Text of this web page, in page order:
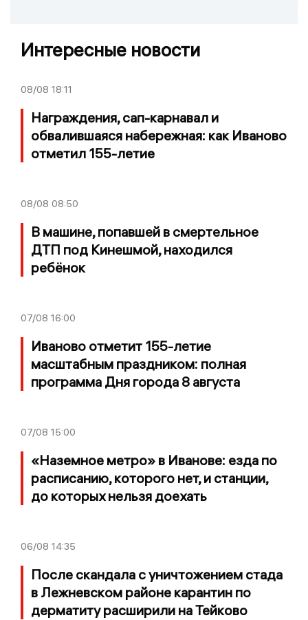
Интересные новости
08/08 18:11
Награждения, сап-карнавал и
обвалившаяся набережная: как Иваново
отметил 155-летие
08/08 08:50
В машине, попавшей в смертельное
ДТП под Кинешмой, находился
ребёнок
07/08 16:00
Иваново отметит 155-летие
масштабным праздником: полная
программа Дня города 8 августа
07/08 15:00
«Наземное метро» в Иванове: езда по
расписанию, которого нет, и станции,
до которых нельзя доехать
06/08 14:35
После скандала с уничтожением стада
в Лежневском районе карантин по
дерматиту расширили на Тейково